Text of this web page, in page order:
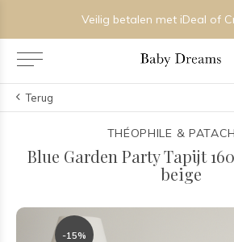
Veilig betalen met iDeal of
Terug
THÉOPHILE &
Blue Garden Party Tapijt
beige
-15%